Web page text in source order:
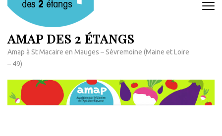
AMAP DES 2 ÉTANGS
Amap à St Macaire en Mauges – Sèvremoine (Maine et Loire
– 49)